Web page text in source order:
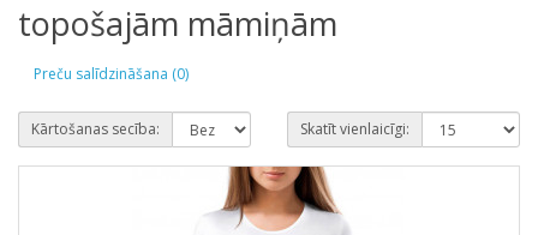
topošajām māmiņām
Preču salīdzināšana (0)
Kārtošanas secība: Skatīt vienlaicīgi: